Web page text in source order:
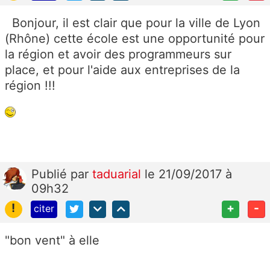
Bonjour, il est clair que pour la ville de Lyon
(Rhône) cette école est une opportunité pour
la région et avoir des programmeurs sur
place, et pour l'aide aux entreprises de la
région !!!
Publié par taduarial le 21/09/2017 à
09h32
!
citer + -
"bon vent" à elle